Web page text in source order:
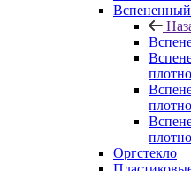
Оргстекло